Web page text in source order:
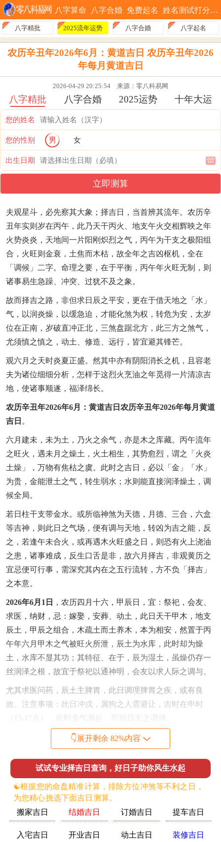
八字算命 八字合婚 免费起名 姓名测试打分
八字精批 2025流年运势 八字合婚 八字起名
农历辛丑年2026年6月：黄道吉日 农历辛丑年2026
年每月黄道吉日
2026-04-29 20:25:54 来源：零八科易网
八字精批 八字合婚 2025运势 十年大运
您的姓名
您的性别 男 女
出生日期
立即测算
夫观星斗，必先察其大象；择吉日，当首辨其流年。农历辛
丑年实则岁在丙午，此乃天干丙火、地支午火交相辉映之年
火势炎炎，天地间一片阳刚炽烈之气，丙午为干支之极阳组
合，火旺则金衰，土焦而木枯，故全年之吉凶枢机，全在
「调候」二字。命理之要，在于平衡，丙午年火旺无制，则
诸事易生急躁、冲突、过犹不及之象。
故而择吉之路，非但求日辰之平安，更在于借天地之「水」
气，以润炎燥，以缓急迫，才能化煞为权，转危为安，太岁
位在正南，岁破直冲正北，三煞盘踞北方，此三方之煞气，
尤须慎之慎之，动土、修造、远行，皆宜避其锋芒。
观六月之天时炎夏正盛。然其中亦有阴阳消长之机，且容老
夫为诸位细细分析，怎样于这烈火烹油之年觅得一片清凉吉
地，使诸事顺遂，福泽绵长。
农历辛丑年2026年6月：黄道吉日农历辛丑年2026年每月黄道
吉日 。
六月建未，未为土，乃火之余气，亦是木之库藏。丙午流年
之旺火，遇未月之燥土，火土相生，其势愈烈，谓之「火炎
土燥」，万物有焦枯之虞。此时之吉日，必以「金」「水」
为贵，金能泄土之气，转生弱水；水则能直接润泽燥土，调
候全局。
若日柱干支带金水。或所临神煞为天德，月德、三合，六盒
等吉神，则此日之气场，便有调与天地，转凶为吉之能，反
之，若逢午未合火，或再遇木火旺盛之日，则恐有火上浇油
之患，诸事难成，反生口舌是非，故六月择吉，非观黄历之
宜忌便可行事，需深究其内在之五行流转，方不负「择吉」
之本意。
2026年6月1日
，农历四月十六，甲辰日，宜：祭祀，会友、
求医，纳财，忌：嫁娶，安葬、动土，此日天干甲木，地支
辰土，甲辰之组合，木疏土而土养木，本为相安，然置于丙
午年六月甲木之气被旺火所泄，辰土为水库，此时却为燥
土，水库不显其功；其特征、在于，辰为湿土，虽燥仍存一
丝润泽之根，故宜于祭祀以通神明，会友以求人际之调与。
尤其求医问药，辰土主脾胃，此日调理脾胃之疾，或有良
效。注意事项：此日冲戌，属狗之人需避让，吉时在申时
（15-17点），此时金气渐起，可助日主之调候。
，农历四月十七，乙巳日，宜：扫舍，理发、
栽种，忌：开市，出行、订婚。乙木为花草之木，巳火为灯
烛之火，乙巳日木生火，在丙午流年之背景下，火势过于张
扬。虽有乙木之柔，然火炎过甚，反有焚木之忧；特征、在
于，此日宜静不宜动，扫舍可除旧秽，理发可修整自身，皆
属内务之事，顺应了火气外散而内收之理。
事项：冲猪，属猪者诸事不宜。吉时在酉时（17-19点），以
👇展开剩余 82%内容
试试专业择吉日查询，好日子助你风生水起
☯️根据您的命盘精准计算，排除方位冲煞等不利之日，
为您精心挑选下面吉日测算。
搬家吉日 结婚吉日 订婚吉日 提车吉日
入宅吉日 开业吉日 动土吉日 装修吉日